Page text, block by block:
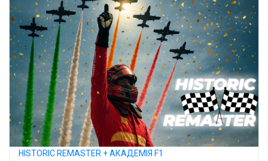
HISTORIC REMASTER + АКАДЕМІЯ F1